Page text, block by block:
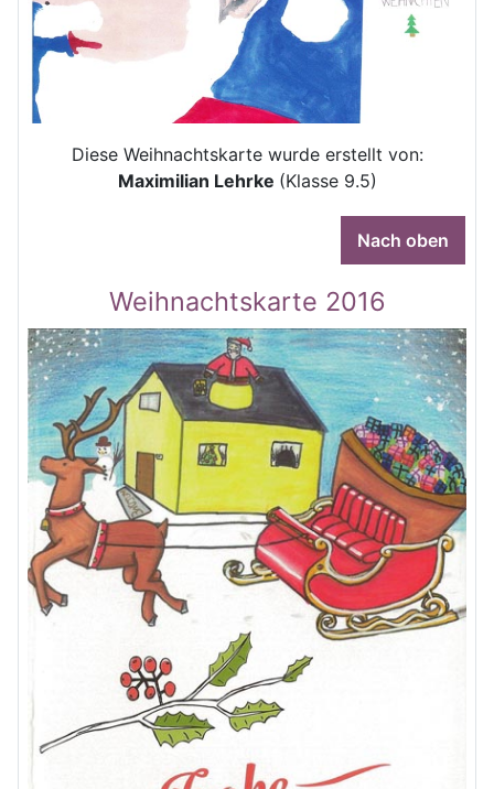
Diese Weihnachtskarte wurde erstellt von:
Maximilian Lehrke (Klasse 9.5)
Nach oben
Weihnachtskarte 2016